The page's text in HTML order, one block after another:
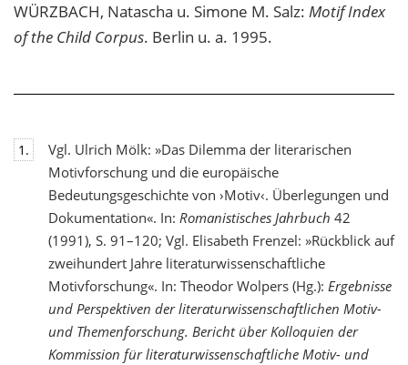
WÜRZBACH, Natascha u. Simone M. Salz: Motif Index
of the Child Corpus. Berlin u. a. 1995.
1.
Vgl. Ulrich Mölk: »Das Dilemma der literarischen
Motivforschung und die europäische
Bedeutungsgeschichte von ›Motiv‹. Überlegungen und
Dokumentation«. In: Romanistisches Jahrbuch 42
(1991), S. 91–120; Vgl. Elisabeth Frenzel: »Rückblick auf
zweihundert Jahre literaturwissenschaftliche
Motivforschung«. In: Theodor Wolpers (Hg.): Ergebnisse
und Perspektiven der literaturwissenschaftlichen Motiv-
und Themenforschung. Bericht über Kolloquien der
Kommission für literaturwissenschaftliche Motiv- und